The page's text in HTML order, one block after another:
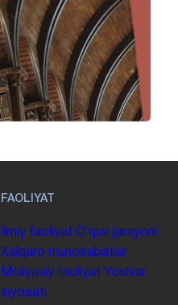
FAOLIYAT
Ilmiy faoliyat Oʻquv jarayoni
Xalqaro munosabatlar
Moliyaviy faoliyat Yoshlar
siyosati